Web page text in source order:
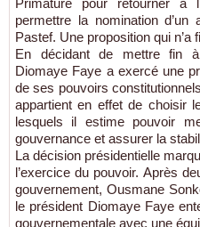
Primature pour retourner à
permettre la nomination
Pastef. Une proposition qui n’a
En décidant de mettre fin à
Diomaye Faye a exercé une
de ses pouvoirs
appartient en effet de choisir
lesquels il estime pouvoir
gouvernance et assurer la
La décision présidentielle
l’exercice du pouvoir. Après
gouvernement, Ousmane
le président Diomaye Faye
gouvernementale avec une